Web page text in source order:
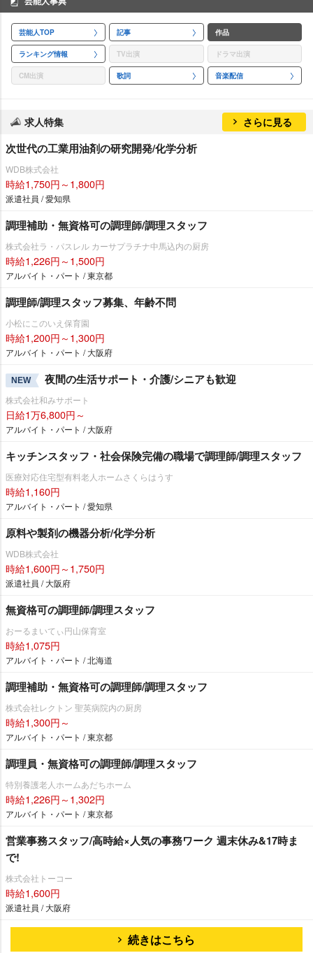
芸能人TOP 記事 作品
ランキング情報 TV出演 ドラマ出演
CM出演 歌詞 音楽配信
求人特集 さらに見る
次世代の工業用油剤の研究開発/化学分析
WDB株式会社
時給1,750円～1,800円
派遣社員 / 愛知県
調理補助・無資格可の調理師/調理スタッフ
株式会社ラ・パスレル カーサプラチナ中馬込内の厨房
時給1,226円～1,500円
アルバイト・パート / 東京都
調理師/調理スタッフ募集、年齢不問
小松にこのいえ保育園
時給1,200円～1,300円
アルバイト・パート / 大阪府
NEW 夜間の生活サポート・介護/シニアも歓迎
株式会社和みサポート
日給1万6,800円～
アルバイト・パート / 大阪府
キッチンスタッフ・社会保険完備の職場で調理師/調理スタッフ
医療対応住宅型有料老人ホームさくらはうす
時給1,160円
アルバイト・パート / 愛知県
原料や製剤の機器分析/化学分析
WDB株式会社
時給1,600円～1,750円
派遣社員 / 大阪府
無資格可の調理師/調理スタッフ
おーるまいてぃ円山保育室
時給1,075円
アルバイト・パート / 北海道
調理補助・無資格可の調理師/調理スタッフ
株式会社レクトン 聖英病院内の厨房
時給1,300円～
アルバイト・パート / 東京都
調理員・無資格可の調理師/調理スタッフ
特別養護老人ホームあだちホーム
時給1,226円～1,302円
アルバイト・パート / 東京都
営業事務スタッフ/高時給×人気の事務ワーク 週末休み&17時ま
で!
株式会社トーコー
時給1,600円
派遣社員 / 大阪府
続きはこちら